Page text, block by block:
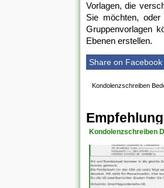
Vorlagen, die
Sie möchten,
Gruppenvorlagen
Ebenen erstellen.
Share on Facebook
Kondolenzschreiben
Kondolenzschreiben